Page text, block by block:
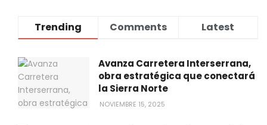
Trending Comments Latest
Avanza Carretera Interserrana,
obra estratégica que conectará
la Sierra Norte
NOVIEMBRE 15, 2025